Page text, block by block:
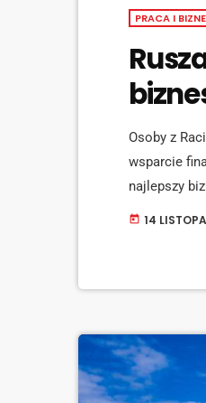
PRACA I
Osoby z
wsparcie
najlepszy
by
today 14